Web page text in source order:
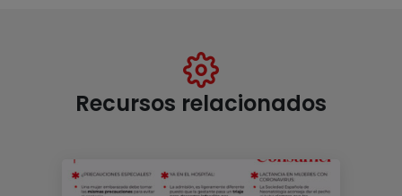
Recursos relacionados